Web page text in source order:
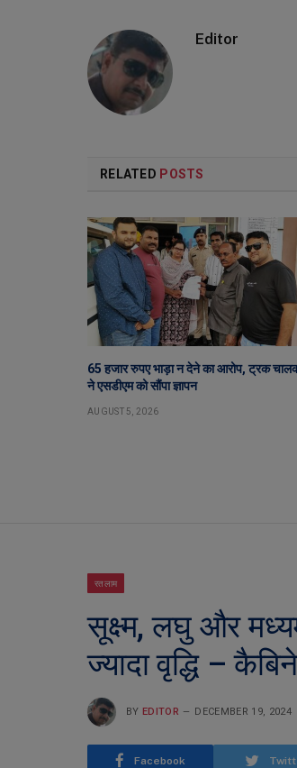
Editor
RELATED POSTS
65 हजार रुपए भाड़ा न देने का आरोप, ट्रक
ने एसडीएम को सौंपा ज्ञापन
AUGUST 5, 2026
रतलाम
सूक्ष्म, लघु और
ज्यादा वृद्धि –
BY EDITOR DECEMBER 19, 2024
Facebook